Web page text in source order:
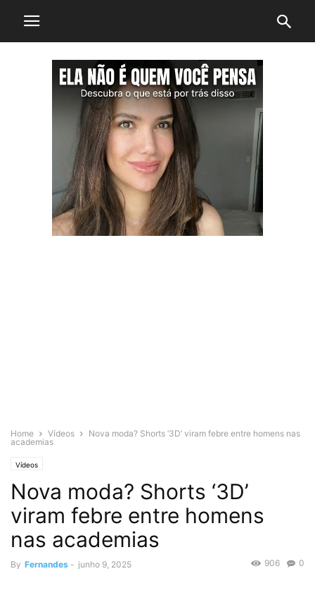
Home Vídeos
Nova moda? Shorts ‘3D’ viram febre entre homens nas
academias
Vídeos
Nova moda? Shorts ‘3D’
viram febre entre homens
nas academias
By Fernandes - junho 9, 2025 0
906